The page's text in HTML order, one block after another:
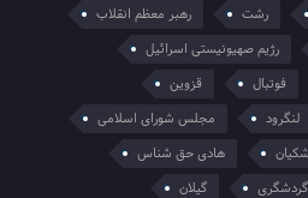
رشت
رهبر معظم انقلاب
رژیم صهیونیستی اسرائیل
فوتبال
قزوین
لنگرود
مجلس شورای اسلامی
هادی حق شناس
گردشگری گیلان